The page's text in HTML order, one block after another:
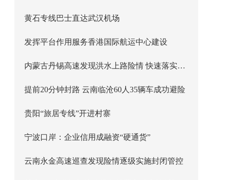
黄石专线巴士直达武汉机场
发挥平台作用服务香港国际航运中心建设
内蒙古丹锡高速发现洪水上路险情 快速落实主线封闭管控
提前20分钟封路 云南临沧60人35辆车成功避险
贵阳“旅居专线”开进村寨
宁波口岸：企业信用成融资“硬通货”
云南永金高速巡查发现险情逐级实施封闭管控